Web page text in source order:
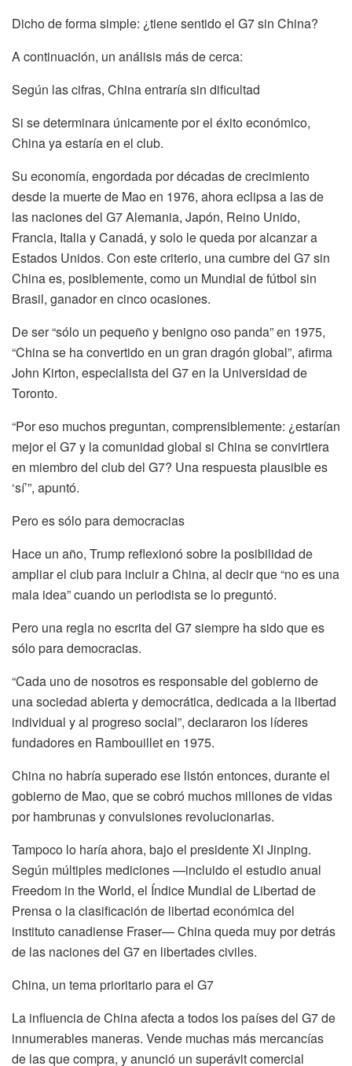
Dicho de forma simple: ¿tiene sentido el G7 sin China?
A continuación, un análisis más de cerca:
Según las cifras, China entraría sin dificultad
Si se determinara únicamente por el éxito económico,
China ya estaría en el club.
Su economía, engordada por décadas de crecimiento
desde la muerte de Mao en 1976, ahora eclipsa a las de
las naciones del G7 Alemania, Japón, Reino Unido,
Francia, Italia y Canadá, y solo le queda por alcanzar a
Estados Unidos. Con este criterio, una cumbre del G7 sin
China es, posiblemente, como un Mundial de fútbol sin
Brasil, ganador en cinco ocasiones.
De ser “sólo un pequeño y benigno oso panda” en 1975,
“China se ha convertido en un gran dragón global”, afirma
John Kirton, especialista del G7 en la Universidad de
Toronto.
“Por eso muchos preguntan, comprensiblemente: ¿estarían
mejor el G7 y la comunidad global si China se convirtiera
en miembro del club del G7? Una respuesta plausible es
‘sí’”, apuntó.
Pero es sólo para democracias
Hace un año, Trump reflexionó sobre la posibilidad de
ampliar el club para incluir a China, al decir que “no es una
mala idea” cuando un periodista se lo preguntó.
Pero una regla no escrita del G7 siempre ha sido que es
sólo para democracias.
“Cada uno de nosotros es responsable del gobierno de
una sociedad abierta y democrática, dedicada a la libertad
individual y al progreso social”, declararon los líderes
fundadores en Rambouillet en 1975.
China no habría superado ese listón entonces, durante el
gobierno de Mao, que se cobró muchos millones de vidas
por hambrunas y convulsiones revolucionarias.
Tampoco lo haría ahora, bajo el presidente Xi Jinping.
Según múltiples mediciones —incluido el estudio anual
Freedom in the World, el Índice Mundial de Libertad de
Prensa o la clasificación de libertad económica del
instituto canadiense Fraser— China queda muy por detrás
de las naciones del G7 en libertades civiles.
China, un tema prioritario para el G7
La influencia de China afecta a todos los países del G7 de
innumerables maneras. Vende muchas más mercancías
de las que compra, y anunció un superávit comercial